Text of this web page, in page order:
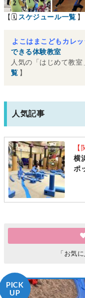
【🗓 スケジュール一覧 】
よこはまこどもカレッ
できる体験教室
人気の「はじめて教
覧 】
人気記事
【
横
ポ
「お気
PICK
UP